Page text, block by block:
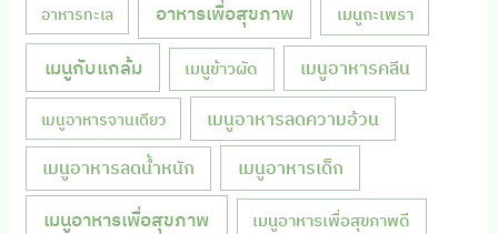
อาหารทะเล อาหารเพื่อสุขภาพ เมนูกะเพรา
เมนูกับแกล้ม เมนูข้าวผัด เมนูอาหารคลีน
เมนูอาหารจานเดียว เมนูอาหารลดความอ้วน
เมนูอาหารลดน้ำหนัก เมนูอาหารเด็ก
เมนูอาหารเพื่อสุขภาพ เมนูอาหารเพื่อสุขภาพดี